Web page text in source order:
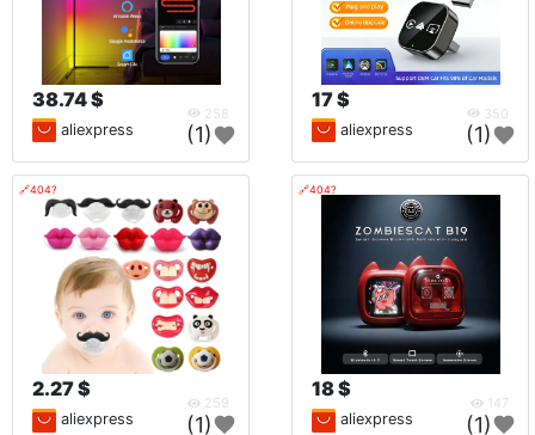
38.74 $
258
aliexpress (1)
17 $
350
aliexpress (1)
🔗404?
2.27 $
259
aliexpress (1)
🔗404?
18 $
147
aliexpress (1)